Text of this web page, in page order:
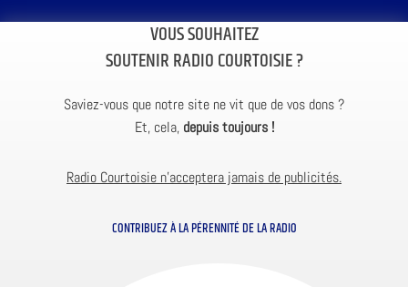
VOUS SOUHAITEZ
SOUTENIR RADIO COURTOISIE ?
Saviez-vous que notre site ne vit que de vos dons ?
Et, cela, depuis toujours !
Radio Courtoisie n’acceptera jamais de publicités.
CONTRIBUEZ À LA PÉRENNITÉ DE LA RADIO